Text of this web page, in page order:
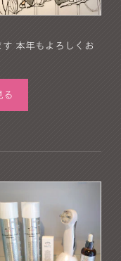
本年もよろしくお
る